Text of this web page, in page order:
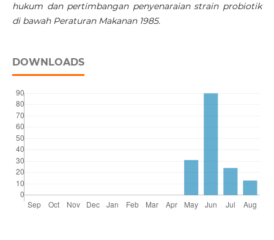
hukum dan pertimbangan penyenaraian strain probiotik
di bawah Peraturan Makanan 1985.
DOWNLOADS